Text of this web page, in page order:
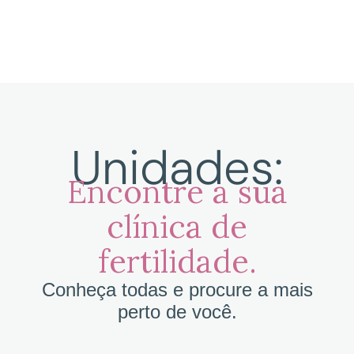
Unidades:
Encontre a sua
clínica de
fertilidade.
Conheça todas e procure a mais
perto de você.